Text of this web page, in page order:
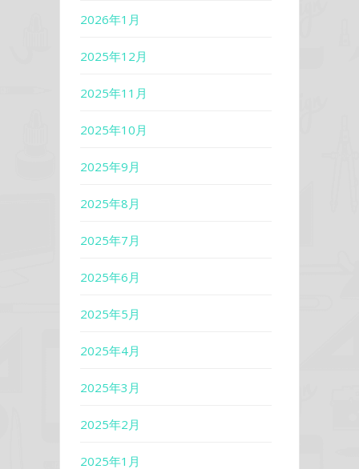
2026年1月
2025年12月
2025年11月
2025年10月
2025年9月
2025年8月
2025年7月
2025年6月
2025年5月
2025年4月
2025年3月
2025年2月
2025年1月